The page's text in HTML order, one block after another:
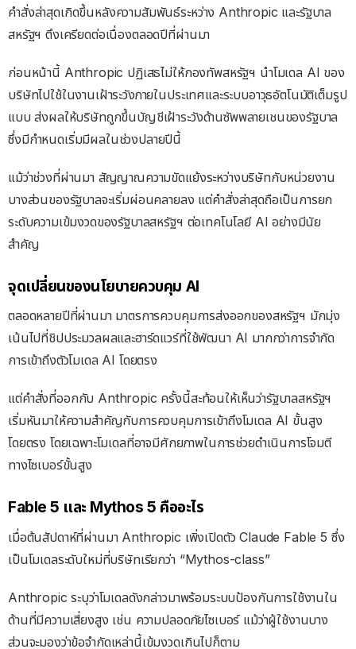
คำสั่งล่าสุดเกิดขึ้นหลังความสัมพันธ์ระหว่าง Anthropic และรัฐบาล
สหรัฐฯ ตึงเครียดต่อเนื่องตลอดปีที่ผ่านมา
ก่อนหน้านี้ Anthropic ปฏิเสธไม่ให้กองทัพสหรัฐฯ นำโมเดล AI ของ
บริษัทไปใช้ในงานเฝ้าระวังภายในประเทศและระบบอาวุธอัตโนมัติเต็มรูป
แบบ ส่งผลให้บริษัทถูกขึ้นบัญชีเฝ้าระวังด้านซัพพลายเชนของรัฐบาล
ซึ่งมีกำหนดเริ่มมีผลในช่วงปลายปีนี้
แม้ว่าช่วงที่ผ่านมา สัญญาณความขัดแย้งระหว่างบริษัทกับหน่วยงาน
บางส่วนของรัฐบาลจะเริ่มผ่อนคลายลง แต่คำสั่งล่าสุดถือเป็นการยก
ระดับความเข้มงวดของรัฐบาลสหรัฐฯ ต่อเทคโนโลยี AI อย่างมีนัย
สำคัญ
จุดเปลี่ยนของนโยบายควบคุม AI
ตลอดหลายปีที่ผ่านมา มาตรการควบคุมการส่งออกของสหรัฐฯ มักมุ่ง
เน้นไปที่ชิปประมวลผลและฮาร์ดแวร์ที่ใช้พัฒนา AI มากกว่าการจำกัด
การเข้าถึงตัวโมเดล AI โดยตรง
แต่คำสั่งที่ออกกับ Anthropic ครั้งนี้สะท้อนให้เห็นว่ารัฐบาลสหรัฐฯ
เริ่มหันมาให้ความสำคัญกับการควบคุมการเข้าถึงโมเดล AI ขั้นสูง
โดยตรง โดยเฉพาะโมเดลที่อาจมีศักยภาพในการช่วยดำเนินการโจมตี
ทางไซเบอร์ขั้นสูง
Fable 5 และ Mythos 5 คืออะไร
เมื่อต้นสัปดาห์ที่ผ่านมา Anthropic เพิ่งเปิดตัว Claude Fable 5 ซึ่ง
เป็นโมเดลระดับใหม่ที่บริษัทเรียกว่า “Mythos-class”
Anthropic ระบุว่าโมเดลดังกล่าวมาพร้อมระบบป้องกันการใช้งานใน
ด้านที่มีความเสี่ยงสูง เช่น ความปลอดภัยไซเบอร์ แม้ว่าผู้ใช้งานบาง
ส่วนจะมองว่าข้อจำกัดเหล่านี้เข้มงวดเกินไปก็ตาม